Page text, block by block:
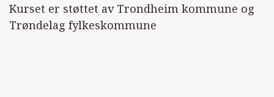
Kurset er støttet av Trondheim kommune og
Trøndelag fylkeskommune